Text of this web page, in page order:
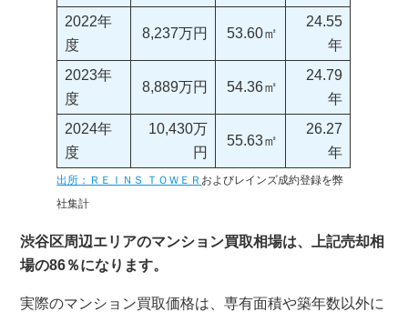
2022年
度
8,237万円 53.60㎡
24.55
年
2023年
度
8,889万円 54.36㎡
24.79
年
2024年
度
10,430万
円
55.63㎡
26.27
年
出所：ＲＥＩＮＳ ＴＯＷＥＲ およびレインズ成約登録を弊
社集計
渋谷区周辺エリアのマンション買取相場は、上記売却相
場の86％になります。
実際のマンション買取価格は、専有面積や築年数以外に